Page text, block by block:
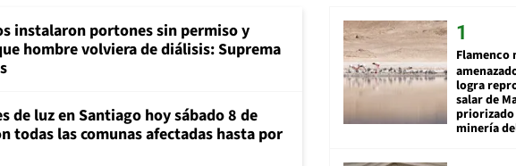
instalaron portones sin permiso y
hombre volviera de diálisis: Suprema
de luz en Santiago hoy sábado 8 de
todas las comunas afectadas hasta por
Flamenco
logra
salar de
minería